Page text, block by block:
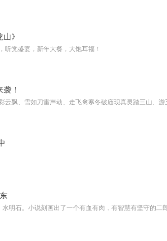
》
听觉盛宴，新年大餐，大饱耳福！
！